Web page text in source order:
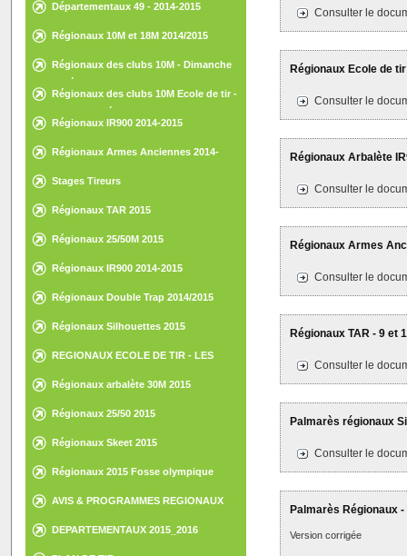
Départementaux 49 - 2014-2015
Régionaux 10M et 18M 2014/2015
Régionaux des clubs 10M - Dimanche
15 février 2015 - St-Nazaire
Régionaux des clubs 10M Ecole de tir -
Samedi 14 février 2015 - St-Nazaire
Régionaux IR900 2014-2015
Régionaux Armes Anciennes 2014-
Stages Tireurs
Régionaux TAR 2015
Régionaux 25/50M 2015
Régionaux IR900 2014-2015
Régionaux Double Trap 2014/2015
Régionaux Silhouettes 2015
REGIONAUX ECOLE DE TIR - LES
Régionaux arbalète 30M 2015
Régionaux 25/50 2015
Régionaux Skeet 2015
Régionaux 2015 Fosse olympique
AVIS & PROGRAMMES REGIONAUX
DEPARTEMENTAUX 2015_2016
Consulter le
Régionaux Ecole de
Consulter le
Régionaux Arbalète
Consulter le
Régionaux Armes
Consulter le
Régionaux TAR - 9 et
Consulter le
Palmarès régionaux
Consulter le
Palmarès Régionaux
Version corrigée